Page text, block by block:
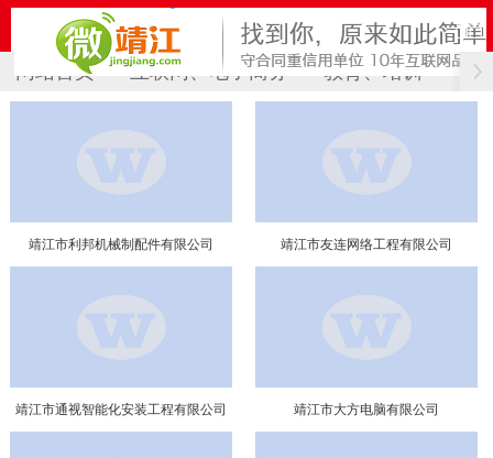
网站首页 互联网、电子商务 教育、培训 计
靖江市利邦机械制配件有限公司 靖江市友连网络工程有限公司
靖江市通视智能化安装工程有限公司 靖江市大方电脑有限公司